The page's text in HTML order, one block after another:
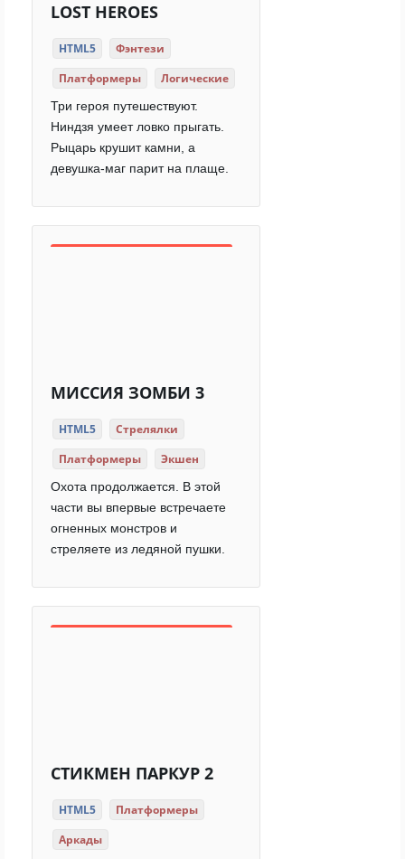
LOST HEROES
HTML5
Фэнтези
Платформеры
Логические
Три героя путешествуют.
Ниндзя умеет ловко прыгать.
Рыцарь крушит камни, а
девушка-маг парит на плаще.
МИССИЯ ЗОМБИ 3
HTML5
Стрелялки
Платформеры
Экшен
Охота продолжается. В этой
части вы впервые встречаете
огненных монстров и
стреляете из ледяной пушки.
СТИКМЕН ПАРКУР 2
HTML5
Платформеры
Аркады